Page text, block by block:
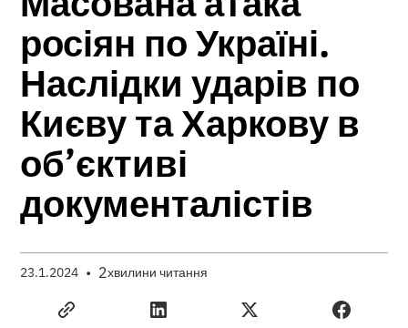
росіян по Україні.
Наслідки ударів по
Києву та Харкову в
об’єктиві
документалістів
23.1.2024 • 2хвилини читання